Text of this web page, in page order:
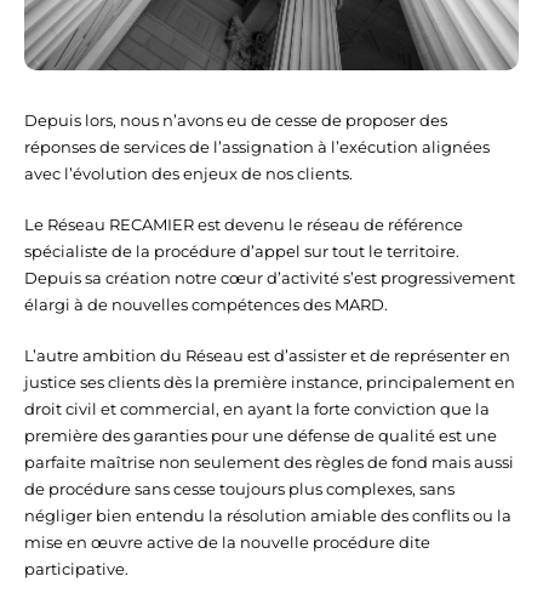
Depuis lors, nous n’avons eu de cesse de proposer des
réponses de services de l’assignation à l’exécution alignées
avec l’évolution des enjeux de nos clients.
Le Réseau RECAMIER est devenu le réseau de référence
spécialiste de la procédure d’appel sur tout le territoire.
Depuis sa création notre cœur d’activité s’est progressivement
élargi à de nouvelles compétences des MARD.
L’autre ambition du Réseau est d’assister et de représenter en
justice ses clients dès la première instance, principalement en
droit civil et commercial, en ayant la forte conviction que la
première des garanties pour une défense de qualité est une
parfaite maîtrise non seulement des règles de fond mais aussi
de procédure sans cesse toujours plus complexes, sans
négliger bien entendu la résolution amiable des conflits ou la
mise en œuvre active de la nouvelle procédure dite
participative.